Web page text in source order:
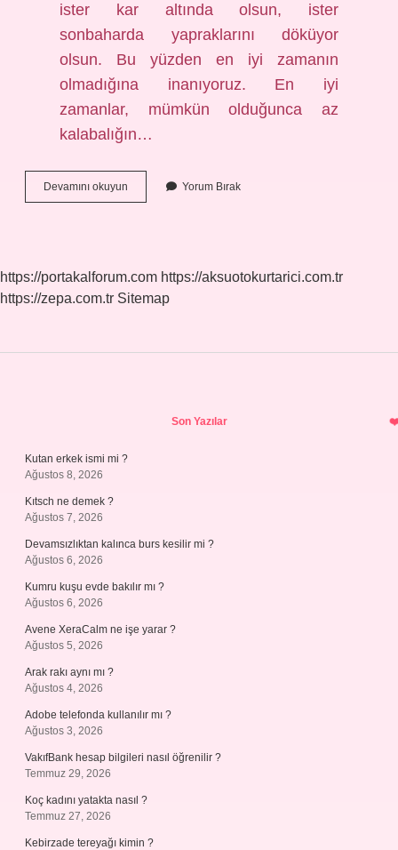
ister kar altında olsun, ister
sonbaharda yapraklarını döküyor
olsun. Bu yüzden en iyi zamanın
olmadığına inanıyoruz. En iyi
zamanlar, mümkün olduğunca az
kalabalığın…
Devamını okuyun
Arboretumu
Yorum Bırak
https://portakalforum.com https://aksuotokurtarici.com.tr
https://zepa.com.tr Sitemap
Son Yazılar
Kutan erkek ismi mi ?
Ağustos 8, 2026
Kıtsch ne demek ?
Ağustos 7, 2026
Devamsızlıktan kalınca burs kesilir mi ?
Ağustos 6, 2026
Kumru kuşu evde bakılır mı ?
Ağustos 6, 2026
Avene XeraCalm ne işe yarar ?
Ağustos 5, 2026
Arak rakı aynı mı ?
Ağustos 4, 2026
Adobe telefonda kullanılır mı ?
Ağustos 3, 2026
VakıfBank hesap bilgileri nasıl öğrenilir ?
Temmuz 29, 2026
Koç kadını yatakta nasıl ?
Temmuz 27, 2026
Kebirzade tereyağı kimin ?